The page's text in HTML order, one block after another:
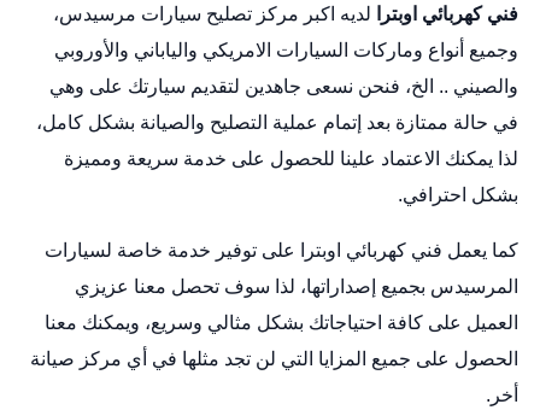
فني كهربائي اوبترا
لديه اكبر مركز تصليح سيارات مرسيدس،
وجميع أنواع وماركات السيارات الامريكي والياباني والأوروبي
والصيني .. الخ، فنحن نسعى جاهدين لتقديم سيارتك على وهي
في حالة ممتازة بعد إتمام عملية التصليح والصيانة بشكل كامل،
لذا يمكنك الاعتماد علينا للحصول على خدمة سريعة ومميزة
بشكل احترافي.
كما يعمل فني كهربائي اوبترا على توفير خدمة خاصة لسيارات
المرسيدس بجميع إصداراتها، لذا سوف تحصل معنا عزيزي
العميل على كافة احتياجاتك بشكل مثالي وسريع، ويمكنك معنا
الحصول على جميع المزايا التي لن تجد مثلها في أي مركز صيانة
أخر.